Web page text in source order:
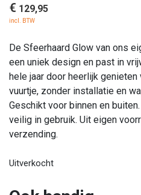
€ 129,95
incl. BTW
De Sfeerhaard Glow van ons
een uniek design en past in
hele jaar door heerlijk
vuurtje, zonder installatie en
Geschikt voor binnen en
veilig in gebruik. Uit eigen
verzending.
Uitverkocht